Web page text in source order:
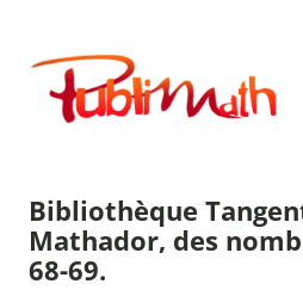
contenu
Publimath
Bibliothèque
Mathador, des
68-69.